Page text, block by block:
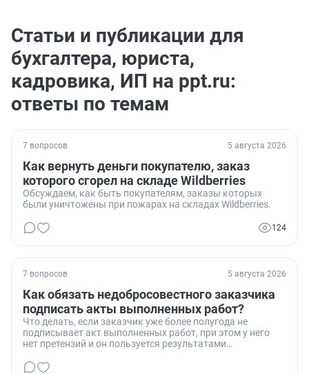
Статьи и публикации для
бухгалтера, юриста,
кадровика, ИП на ppt.ru:
ответы по темам
7 вопросов 5 августа 2026
Как вернуть деньги покупателю, заказ
которого сгорел на складе Wildberries
Обсуждаем, как быть покупателям, заказы которых
были уничтожены при пожарах на складах Wildberries.
124
7 вопросов 5 августа 2026
Как обязать недобросовестного заказчика
подписать акты выполненных работ?
Что делать, если заказчик уже более полугода не
подписывает акт выполненных работ, при этом у него
нет претензий и он пользуется результатами